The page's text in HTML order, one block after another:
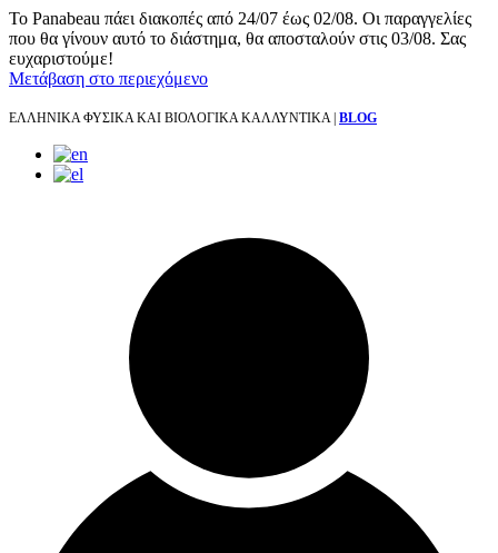
Το Panabeau πάει διακοπές από 24/07 έως 02/08. Οι παραγγελίες
που θα γίνουν αυτό το διάστημα, θα αποσταλούν στις 03/08. Σας
ευχαριστούμε!
Μετάβαση στο περιεχόμενο
ΕΛΛΗΝΙΚΑ ΦΥΣΙΚΑ ΚΑΙ ΒΙΟΛΟΓΙΚΑ ΚΑΛΛΥΝΤΙΚΑ | BLOG